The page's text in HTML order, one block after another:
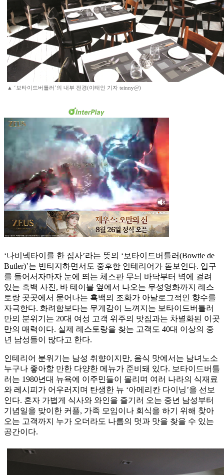
▲ ‘보타이드버틀러’의 내부 전경(이태인 기자 teinny@)
‘나비넥타이를 한 집사’라는 뜻의 ‘보타이드버틀러(Bowtie de
Butler)’는 빈티지하면서도 중후한 인테리어가 돋보인다. 입구
를 들어서자마자 눈에 띄는 체스판 무늬 바닥부터 벽에 걸려
있는 흑백 사진, 바 테이블 옆에서 나오는 무성영화까지 레스
토랑 곳곳에서 묻어나는 흑백의 조화가 아날로그적인 향수를
자극한다. 화려함보다는 무게감이 느껴지는 보타이드버틀러
만의 분위기는 20대 여성 고객 위주의 맛집과는 차별화된 이곳
만의 매력이다. 실제 레스토랑을 찾는 고객도 40대 이상의 중
년 남성들이 많다고 한다.
인테리어 분위기는 남성 취향이지만, 음식 맛에서는 남녀노소
누구나 좋아할 만한 다양한 메뉴가 준비돼 있다. 보타이드버틀
러는 1980년대 뉴욕에 이주민들이 몰리며 여러 나라의 식재료
와 레시피가 어우러지며 탄생한 뉴 ‘아메리칸 다이닝’을 선보
인다. 혼자 가볍게 식사와 와인을 즐기러 오는 중년 남성부터
기념일을 맞이한 커플, 가족 모임이나 회식을 하기 위해 찾아
오는 고객까지 누가 오더라도 나름의 멋과 맛을 찾을 수 있는
공간이다.